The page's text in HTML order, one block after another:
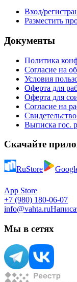
Вход/
Разместить
Документы
Политика
Согласие на
Условия
Оферта для
Оферта для
Согласие на
Выписка гос.
Скачайте
RuStore
App Store
+7 (980) 180-06-07
info@vahta.ru
Мы в сетях